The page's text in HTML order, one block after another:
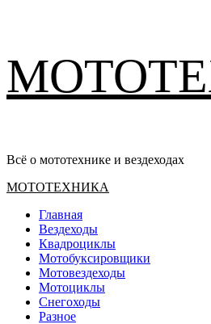
содержимому
Всё о мототехнике и вездеходах
Основное
МОТОТЕХНИКА
Главная
Вездеходы
Квадроциклы
Мотобуксировщики
Мотовездеходы
Мотоциклы
Снегоходы
Разное